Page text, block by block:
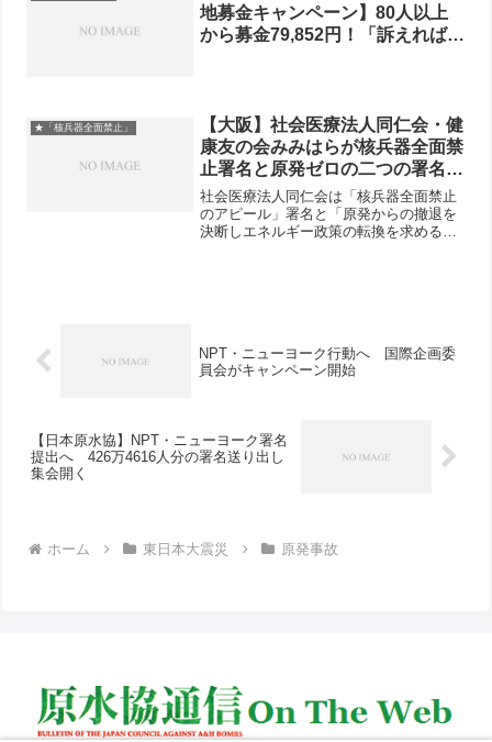
地募金キャンペーン】80人以上
から募金79,852円！「訴えれば応
★「核兵器全面禁止」
【大阪】社会医療法人同仁会・健
康友の会みみはらが核兵器全面禁
止署名と原発ゼロの二つの署名を
裏表にして３万５千枚作成
社会医療法人同仁会は「核兵器全面禁止
のアピール」署名と「原発からの撤退を
決断しエネルギー政策の転換を求める署
NPT・ニューヨーク行動へ 国際企画委
員会がキャンペーン開始
【日本原水協】NPT・ニューヨーク署名
提出へ 426万4616人分の署名送り出し
集会開く
ホーム 東日本大震災 原発事故